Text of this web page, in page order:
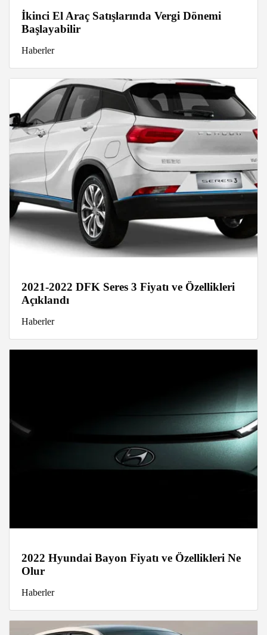
İkinci El Araç Satışlarında Vergi Dönemi
Başlayabilir
Haberler
2021-2022 DFK Seres 3 Fiyatı ve Özellikleri
Açıklandı
Haberler
2022 Hyundai Bayon Fiyatı ve Özellikleri Ne
Olur
Haberler